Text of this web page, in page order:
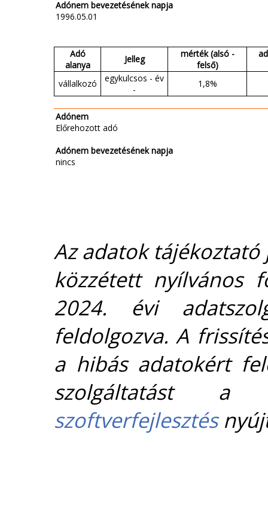
Adónem bevezetésének napja
1996.05.01
Adó
alanya
Jelleg
mérték (alsó -
felső)
vállalkozó
egykulcsos - év
-
1,8%
Adónem
Előrehozott adó
Adónem bevezetésének napja
nincs
Az adatok
közzétett nyílvános
2024. évi
feldolgozva. A
a hibás adatokért
szolgáltatást
szoftverfejlesztés